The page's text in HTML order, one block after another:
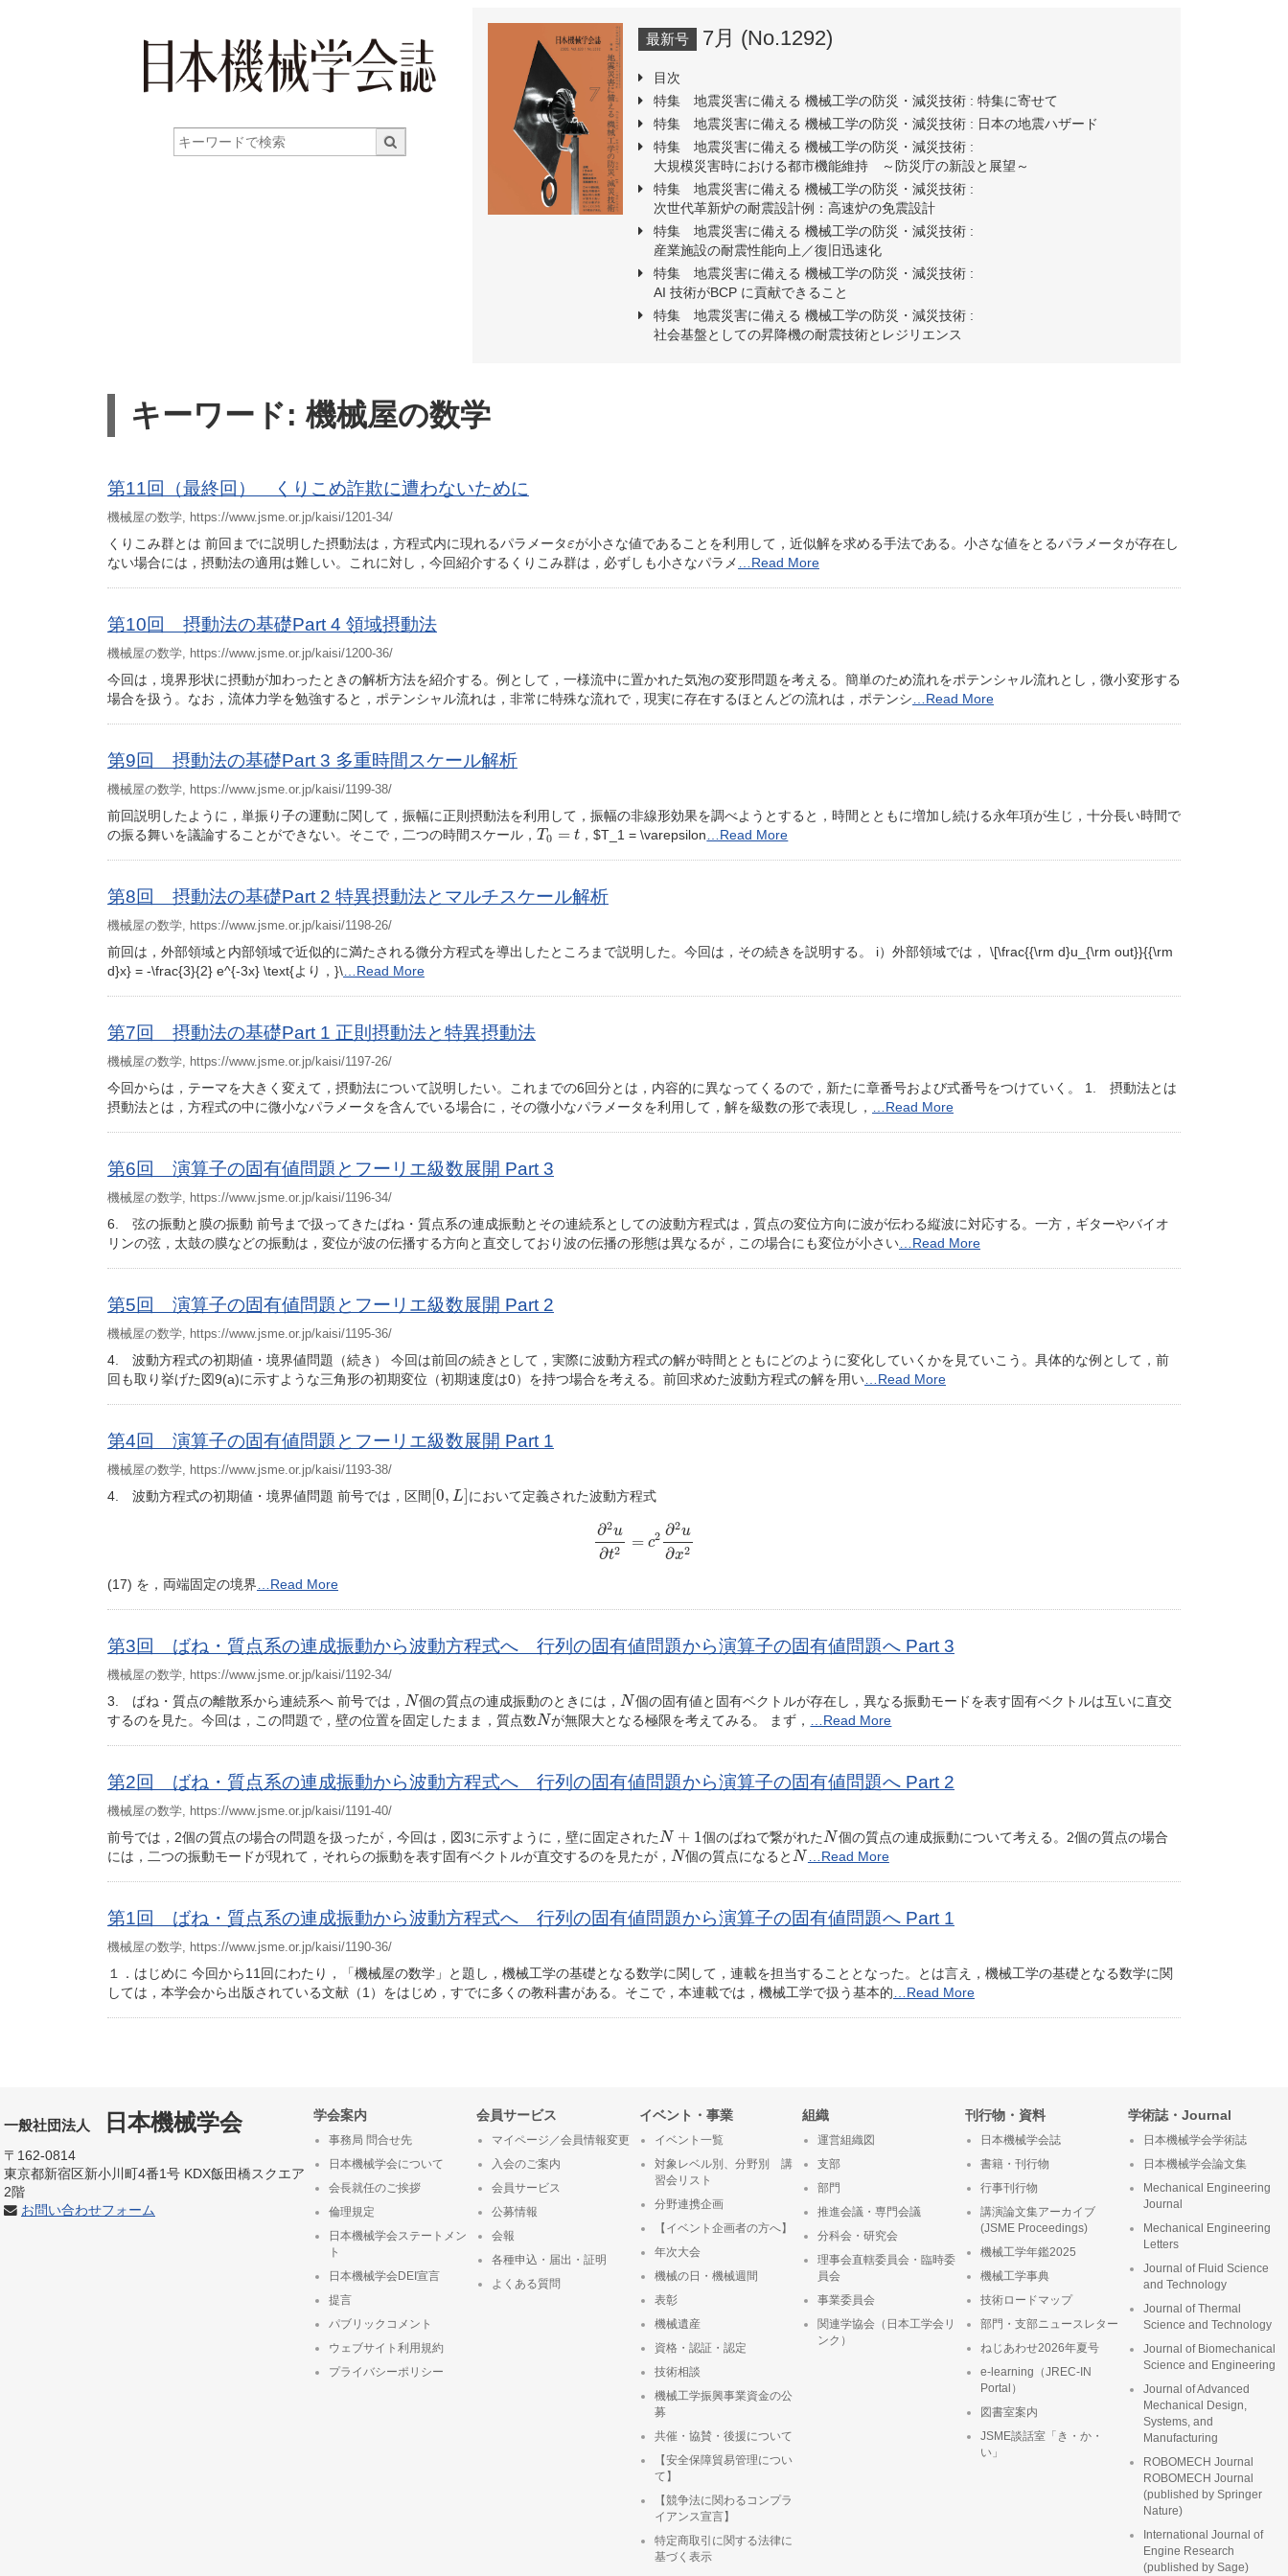
最新号 7月 (No.1292)
目次
特集 地震災害に備える 機械工学の防災・減災技術 : 特集に寄せて
特集 地震災害に備える 機械工学の防災・減災技術 : 日本の地震ハザード
特集 地震災害に備える 機械工学の防災・減災技術 :
大規模災害時における都市機能維持 ～防災庁の新設と展望～
特集 地震災害に備える 機械工学の防災・減災技術 :
次世代革新炉の耐震設計例：高速炉の免震設計
特集 地震災害に備える 機械工学の防災・減災技術 :
産業施設の耐震性能向上／復旧迅速化
特集 地震災害に備える 機械工学の防災・減災技術 :
AI 技術がBCP に貢献できること
特集 地震災害に備える 機械工学の防災・減災技術 :
社会基盤としての昇降機の耐震技術とレジリエンス
キーワード: 機械屋の数学
第11回（最終回） くりこめ詐欺に遭わないために
機械屋の数学, https://www.jsme.or.jp/kaisi/1201-34/
くりこみ群とは 前回までに説明した摂動法は，方程式内に現れるパラメータε
εが小さな値であることを利用して，近似解を求める手法である。小さな値をとるパラメータが存在し
ない場合には，摂動法の適用は難しい。これに対し，今回紹介するくりこみ群は，必ずしも小さなパラメ
…Read More
第10回 摂動法の基礎Part 4 領域摂動法
機械屋の数学, https://www.jsme.or.jp/kaisi/1200-36/
今回は，境界形状に摂動が加わったときの解析方法を紹介する。例として，一様流中に置かれた気泡の変形問題を考える。簡単のため流れをポテンシャル流れとし，微小変形する
場合を扱う。なお，流体力学を勉強すると，ポテンシャル流れは，非常に特殊な流れで，現実に存在するほとんどの流れは，ポテンシ …Read More
第9回 摂動法の基礎Part 3 多重時間スケール解析
機械屋の数学, https://www.jsme.or.jp/kaisi/1199-38/
前回説明したように，単振り子の運動に関して，振幅に正則摂動法を利用して，振幅の非線形効果を調べようとすると，時間とともに増加し続ける永年項が生じ，十分長い時間で
の振る舞いを議論することができない。そこで，二つの時間スケール， T0 = t
T0= ，$T_1 = \varepsilon …Read More
第8回 摂動法の基礎Part 2 特異摂動法とマルチスケール解析
機械屋の数学, https://www.jsme.or.jp/kaisi/1198-26/
前回は，外部領域と内部領域で近似的に満たされる微分方程式を導出したところまで説明した。今回は，その続きを説明する。 i）外部領域では， \[\frac{{\rm d}u_{\rm out}}{{\rm
d}x} = -\frac{3}{2} e^{-3x} \text{より，}\ …Read More
第7回 摂動法の基礎Part 1 正則摂動法と特異摂動法
機械屋の数学, https://www.jsme.or.jp/kaisi/1197-26/
今回からは，テーマを大きく変えて，摂動法について説明したい。これまでの6回分とは，内容的に異なってくるので，新たに章番号および式番号をつけていく。 1. 摂動法とは
摂動法とは，方程式の中に微小なパラメータを含んでいる場合に，その微小なパラメータを利用して，解を級数の形で表現し，
…Read More
第6回 演算子の固有値問題とフーリエ級数展開 Part 3
機械屋の数学, https://www.jsme.or.jp/kaisi/1196-34/
6. 弦の振動と膜の振動 前号まで扱ってきたばね・質点系の連成振動とその連続系としての波動方程式は，質点の変位方向に波が伝わる縦波に対応する。一方，ギターやバイオ
リンの弦，太鼓の膜などの振動は，変位が波の伝播する方向と直交しており波の伝播の形態は異なるが，この場合にも変位が小さい …Read More
第5回 演算子の固有値問題とフーリエ級数展開 Part 2
機械屋の数学, https://www.jsme.or.jp/kaisi/1195-36/
4. 波動方程式の初期値・境界値問題（続き） 今回は前回の続きとして，実際に波動方程式の解が時間とともにどのように変化していくかを見ていこう。具体的な例として，前
回も取り挙げた図9(a)に示すような三角形の初期変位（初期速度は0）を持つ場合を考える。前回求めた波動方程式の解を用い …Read More
第4回 演算子の固有値問題とフーリエ級数展開 Part 1
機械屋の数学, https://www.jsme.or.jp/kaisi/1193-38/
4. 波動方程式の初期値・境界値問題 前号では，区間 0, L
[0 L] において定義された波動方程式
∂2u
∂t2 = c2 ∂2u
∂x2
∂2u ∂2
(17) を，両端固定の境界 …Read More
第3回 ばね・質点系の連成振動から波動方程式へ 行列の固有値問題から演算子の固有値問題へ Part 3
機械屋の数学, https://www.jsme.or.jp/kaisi/1192-34/
3. ばね・質点の離散系から連続系へ 前号では， N
N 個の質点の連成振動のときには， N
N 個の固有値と固有ベクトルが存在し，異なる振動モードを表す固有ベクトルは互いに直交
するのを見た。今回は，この問題で，壁の位置を固定したまま，質点数N
N が無限大となる極限を考えてみる。 まず， …Read More
第2回 ばね・質点系の連成振動から波動方程式へ 行列の固有値問題から演算子の固有値問題へ Part 2
機械屋の数学, https://www.jsme.or.jp/kaisi/1191-40/
前号では，2個の質点の場合の問題を扱ったが，今回は，図3に示すように，壁に固定されたN + 1
N+ 1 個のばねで繋がれたN
N 個の質点の連成振動について考える。2個の質点の場合
には，二つの振動モードが現れて，それらの振動を表す固有ベクトルが直交するのを見たが， N
N 個の質点になると N
N …Read More
第1回 ばね・質点系の連成振動から波動方程式へ 行列の固有値問題から演算子の固有値問題へ Part 1
機械屋の数学, https://www.jsme.or.jp/kaisi/1190-36/
１．はじめに 今回から11回にわたり，「機械屋の数学」と題し，機械工学の基礎となる数学に関して，連載を担当することとなった。とは言え，機械工学の基礎となる数学に関
しては，本学会から出版されている文献（1）をはじめ，すでに多くの教科書がある。そこで，本連載では，機械工学で扱う基本的 …Read More
一般社団法人 日本機械学会
〒162-0814
東京都新宿区新小川町4番1号 KDX飯田橋スクエア
2階
お問い合わせフォーム
学会案内
事務局 問合せ先
日本機械学会について
会長就任のご挨拶
倫理規定
日本機械学会ステートメン
ト
日本機械学会DEI宣言
提言
パブリックコメント
ウェブサイト利用規約
プライバシーポリシー
会員サービス
マイページ／会員情報変更
入会のご案内
会員サービス
公募情報
会報
各種申込・届出・証明
よくある質問
イベント・事業
イベント一覧
対象レベル別、分野別 講
習会リスト
分野連携企画
【イベント企画者の方へ】
年次大会
機械の日・機械週間
表彰
機械遺産
資格・認証・認定
技術相談
機械工学振興事業資金の公
募
共催・協賛・後援について
【安全保障貿易管理につい
て】
【競争法に関わるコンプラ
イアンス宣言】
特定商取引に関する法律に
基づく表示
組織
運営組織図
支部
部門
推進会議・専門会議
分科会・研究会
理事会直轄委員会・臨時委
員会
事業委員会
関連学協会（日本工学会リ
ンク）
刊行物・資料
日本機械学会誌
書籍・刊行物
行事刊行物
講演論文集アーカイブ
(JSME Proceedings)
機械工学年鑑2025
機械工学事典
技術ロードマップ
部門・支部ニュースレター
ねじあわせ2026年夏号
e-learning（JREC-IN
Portal）
図書室案内
JSME談話室「き・か・
い」
学術誌・Journal
日本機械学会学術誌
日本機械学会論文集
Mechanical Engineering
Journal
Mechanical Engineering
Letters
Journal of Fluid Science
and Technology
Journal of Thermal
Science and Technology
Journal of Biomechanical
Science and Engineering
Journal of Advanced
Mechanical Design,
Systems, and
Manufacturing
ROBOMECH Journal
ROBOMECH Journal
(published by Springer
Nature)
International Journal of
Engine Research
(published by Sage)